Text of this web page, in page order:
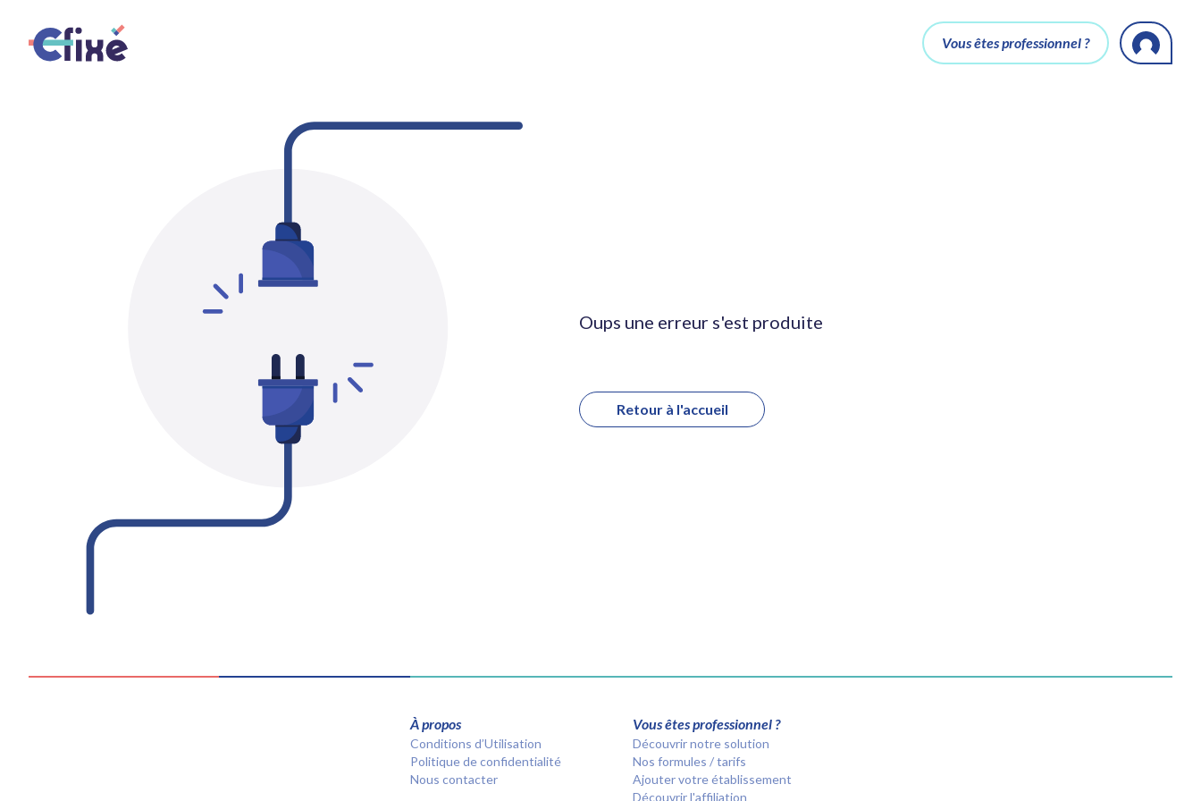
Vous êtes professionnel ?
Oups une erreur s'est produite
Retour à l'accueil
À propos
Conditions d’Utilisation
Politique de confidentialité
Nous contacter
Vous êtes professionnel ?
Découvrir notre solution
Nos formules / tarifs
Ajouter votre établissement
Découvrir l'affiliation